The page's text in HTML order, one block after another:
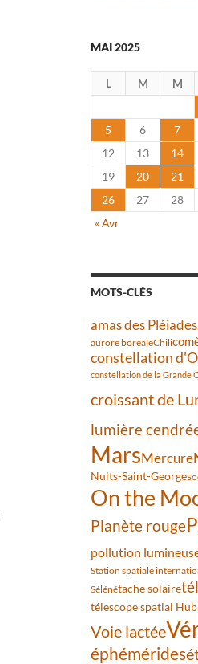
MAI 2025
L M M
5
6 7
12
13 14
19
20 21
26
27 28
« Avr
MOTS-CLÉS
amas des Pléiades
aurore boréaleChili
constellation
constellation de la Grande
croissant de
lumière
MarsMercure
Nuits-Saint-Georges
On the
Planète rouge
pollution
Station spatiale
Sélénétache solaire
télescope spatial
Voie lactée
éphémérides